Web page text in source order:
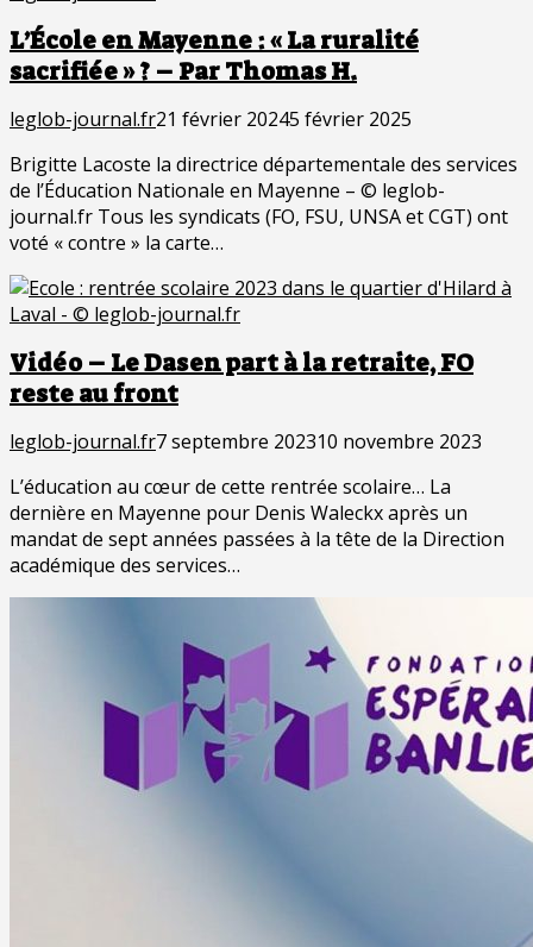
L’École en Mayenne : « La ruralité
sacrifiée » ? – Par Thomas H.
leglob-journal.fr21 février 20245 février 2025
Brigitte Lacoste la directrice départementale des services
de l’Éducation Nationale en Mayenne – © leglob-
journal.fr Tous les syndicats (FO, FSU, UNSA et CGT) ont
voté « contre » la carte…
Vidéo – Le Dasen part à la retraite, FO
reste au front
leglob-journal.fr7 septembre 202310 novembre 2023
L’éducation au cœur de cette rentrée scolaire… La
dernière en Mayenne pour Denis Waleckx après un
mandat de sept années passées à la tête de la Direction
académique des services…